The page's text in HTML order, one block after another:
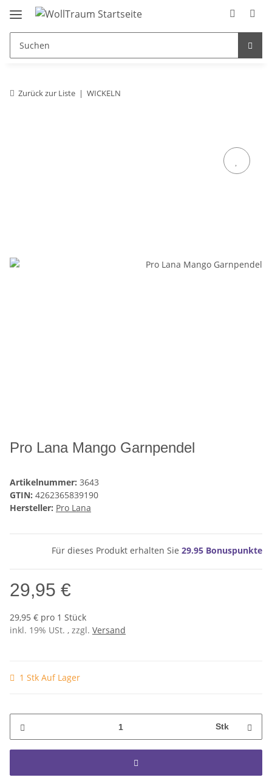
Zurück zur Liste WICKELN
Pro Lana Mango Garnpendel
Artikelnummer: 3643
GTIN: 4262365839190
Hersteller: Pro Lana
Für dieses Produkt erhalten Sie 29.95 Bonuspunkte
29,95 €
29,95 € pro 1 Stück
inkl. 19% USt. , zzgl. Versand
1 Stk Auf Lager
Stk